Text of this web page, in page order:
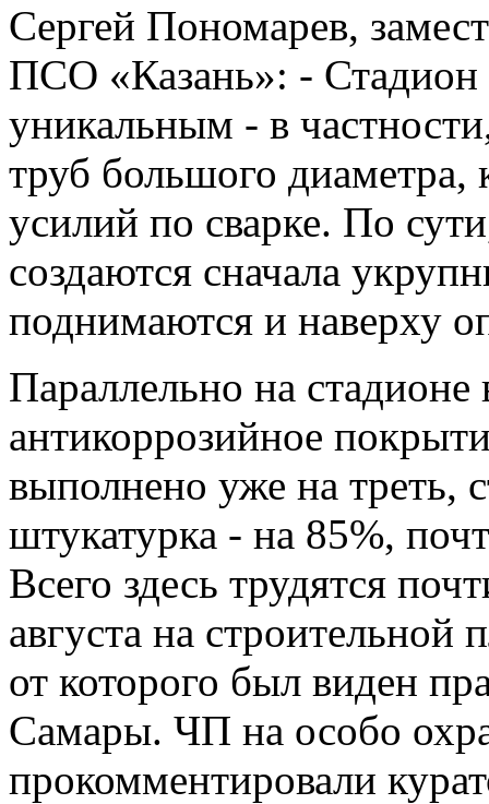
Сергей Пономарев,
ПСО «Казань»: - Стадион
уникальным - в
труб большого
усилий по сварке. По
создаются сначала
поднимаются и наверху
Параллельно на
антикоррозийное
выполнено уже на треть,
штукатурка - на 85%,
Всего здесь трудятся
августа на
от которого был виден
Самары. ЧП на особо
прокомментировали